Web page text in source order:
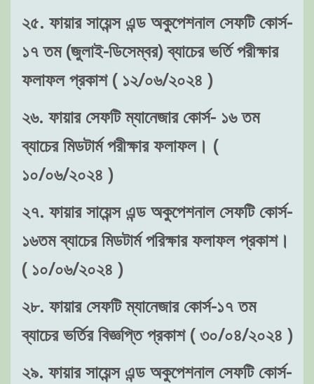
২৫. ফায়ার সায়েন্স এন্ড অকুপেশনাল সেফটি কোর্স-
১৭ তম (জুলাই-ডিসেম্বর) ব্যাচের ভর্তি পরীক্ষার
ফলাফল প্রকাশ ( ১২/০৬/২০২৪ )
২৬. ফায়ার সেফটি ম্যানেজার কোর্স- ১৬ তম
ব্যাচের মিডটার্ম পরীক্ষার ফলাফল। (
১০/০৬/২০২৪ )
২৭. ফায়ার সায়েন্স এন্ড অকুপেশনাল সেফটি কোর্স-
১৬তম ব্যাচের মিডটার্ম পরিক্ষার ফলাফল প্রকাশ।
( ১০/০৬/২০২৪ )
২৮. ফায়ার সেফটি ম্যানেজার কোর্স-১৭ তম
ব্যাচের ভর্তির বিজ্ঞপ্তি প্রকাশ ( ৩০/০৪/২০২৪ )
২৯. ফায়ার সায়েন্স এন্ড অকুপেশনাল সেফটি কোর্স-